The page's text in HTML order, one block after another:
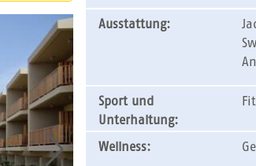
Ausstattung:
Sport und
Unterhaltung:
Wellness: